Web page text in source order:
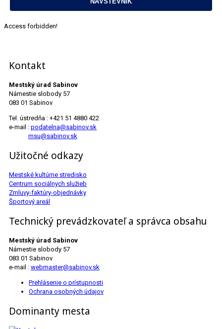
Access forbidden!
Kontakt
Mestský úrad Sabinov
Námestie slobody 57
083 01 Sabinov
Tel. ústredňa : +421 51 4880 422
e-mail : podatelna@sabinov.sk
msu@sabinov.sk
Užitočné odkazy
Mestské kultúrne stredisko
Centrum sociálnych služieb
Zmluvy-faktúry-objednávky
Športový areál
Technický prevádzkovateľ a správca obsahu
Mestský úrad Sabinov
Námestie slobody 57
083 01 Sabinov
e-mail : webmaster@sabinov.sk
Prehlásenie o prístupnosti
Ochrana osobných údajov
Dominanty mesta